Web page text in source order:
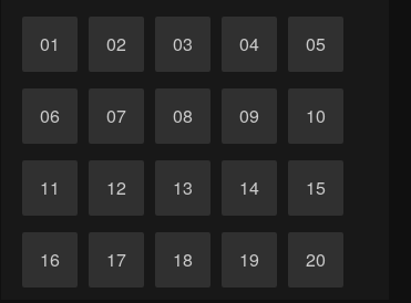
01 02 03 04 05
06 07 08 09 10
11 12 13 14 15
16 17 18 19 20